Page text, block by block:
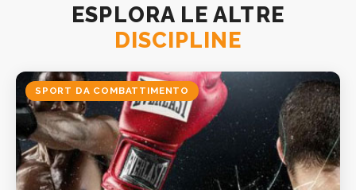
ESPLORA LE ALTRE
DISCIPLINE
SPORT DA COMBATTIMENTO